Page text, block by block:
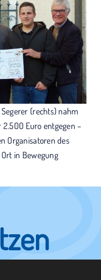
Segerer (rechts) nahm
Euro entgegen –
Organisatoren des
in Bewegung